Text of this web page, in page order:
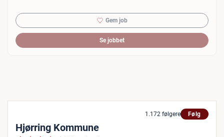
Gem job
Se jobbet
1.172 følgere Følg
Hjørring Kommune